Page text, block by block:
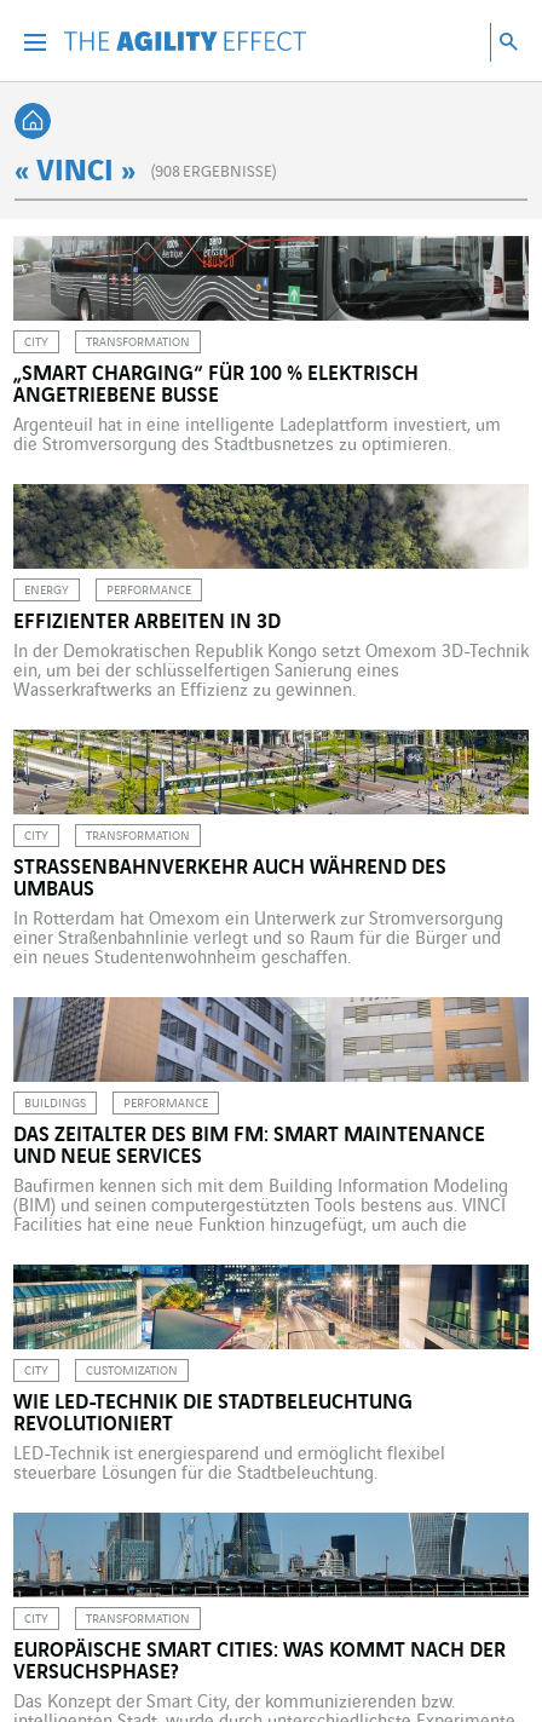
Zurück zur Startseite
« VINCI » (908 ERGEBNISSE)
CITY TRANSFORMATION
„SMART CHARGING“ FÜR 100 % ELEKTRISCH
ANGETRIEBENE BUSSE
Argenteuil hat in eine intelligente Ladeplattform investiert, um
die Stromversorgung des Stadtbusnetzes zu optimieren.
ENERGY PERFORMANCE
EFFIZIENTER ARBEITEN IN 3D
In der Demokratischen Republik Kongo setzt Omexom 3D-Technik
ein, um bei der schlüsselfertigen Sanierung eines
Wasserkraftwerks an Effizienz zu gewinnen.
CITY TRANSFORMATION
STRASSENBAHNVERKEHR AUCH WÄHREND DES U
MBAUS
In Rotterdam hat Omexom ein Unterwerk zur Stromversorgung
einer Straßenbahnlinie verlegt und so Raum für die Bürger und
ein neues Studentenwohnheim geschaffen.
BUILDINGS PERFORMANCE
DAS ZEITALTER DES BIM FM: SMART MAINTENANCE
UND NEUE SERVICES
Baufirmen kennen sich mit dem Building Information Modeling
(BIM) und seinen computergestützten Tools bestens aus. VINCI
Facilities hat eine neue Funktion hinzugefügt, um auch die
Lösung wurde gemeinsam mit Thales für den neuen Campus in
Vélizy entwickelt. Im Universum der Büroimmobilien ist eine
Revolution in Sicht. Angesichts einer völlig geänderten […]
CITY CUSTOMIZATION
WIE LED-TECHNIK DIE STADTBELEUCHTUNG
REVOLUTIONIERT
LED-Technik ist energiesparend und ermöglicht flexibel
steuerbare Lösungen für die Stadtbeleuchtung.
CITY TRANSFORMATION
EUROPÄISCHE SMART CITIES: WAS KOMMT NACH DER
VERSUCHSPHASE?
Das Konzept der Smart City, der kommunizierenden bzw.